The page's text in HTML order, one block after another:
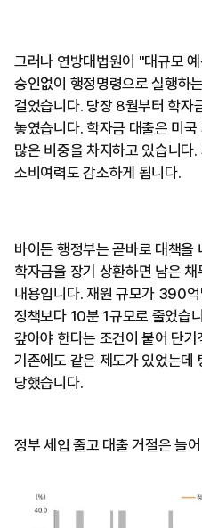
그러나 연방대법원이 "대규모
승인없이 행정명령으로 실행하
걸었습니다. 당장 8월부터 학자
놓였습니다. 학자금 대출은 미
많은 비중을 차지하고 있습니다
소비여력도 감소하게 됩니다.
바이든 행정부는 곧바로 대책
학자금을 장기 상환하면 남은
내용입니다. 재원 규모가 390
정책보다 10분 1규모로 줄었습
갚아야 한다는 조건이 붙어 단
기존에도 같은 제도가 있었는
당했습니다.
정부 세입 줄고 대출 거절은 늘어